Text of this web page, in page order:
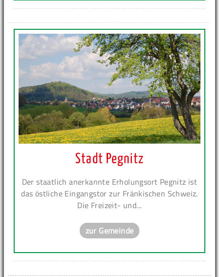
Stadt Pegnitz
Der staatlich anerkannte Erholungsort Pegnitz ist
das östliche Eingangstor zur Fränkischen Schweiz.
Die Freizeit- und...
zur Gemeinde